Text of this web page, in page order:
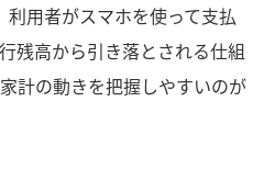
利用者がスマホを使って支払
残高から引き落とされる仕組
計の動きを把握しやすいのが